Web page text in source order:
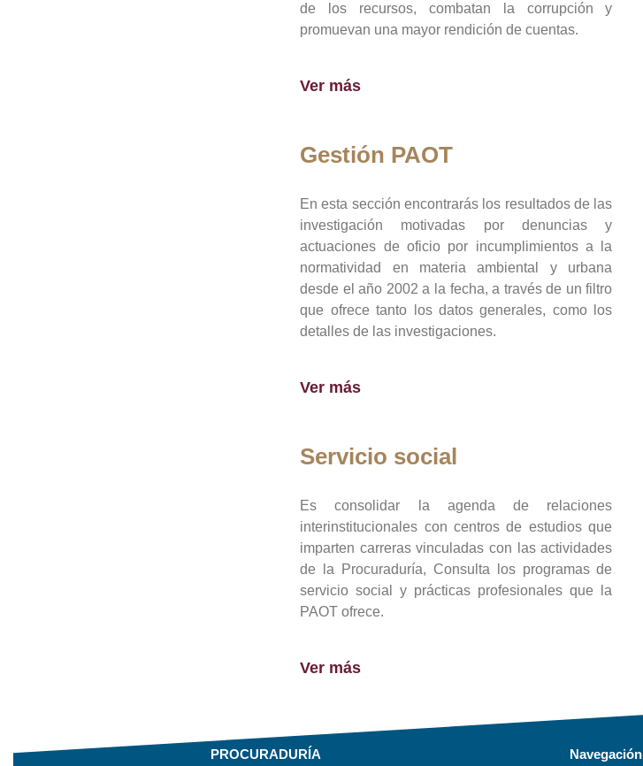
de los recursos, combatan la corrupción y
promuevan una mayor rendición de cuentas.
Ver más
Gestión PAOT
En esta sección encontrarás los resultados de las
investigación motivadas por denuncias y
actuaciones de oficio por incumplimientos a la
normatividad en materia ambiental y urbana
desde el año 2002 a la fecha, a través de un filtro
que ofrece tanto los datos generales, como los
detalles de las investigaciones.
Ver más
Servicio social
Es consolidar la agenda de relaciones
interinstitucionales con centros de estudios que
imparten carreras vinculadas con las actividades
de la Procuraduría, Consulta los programas de
servicio social y prácticas profesionales que la
PAOT ofrece.
Ver más
PROCURADURÍA Navegación